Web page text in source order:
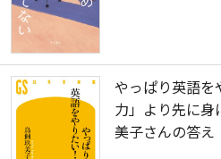
やっぱり英語を
力」より先に
美子さんの答え